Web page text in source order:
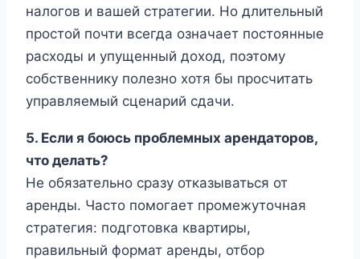
налогов и вашей стратегии. Но длительный
простой почти всегда означает постоянные
расходы и упущенный доход, поэтому
собственнику полезно хотя бы просчитать
управляемый сценарий сдачи.
5. Если я боюсь проблемных арендаторов,
что делать?
Не обязательно сразу отказываться от
аренды. Часто помогает промежуточная
стратегия: подготовка квартиры,
правильный формат аренды, отбор